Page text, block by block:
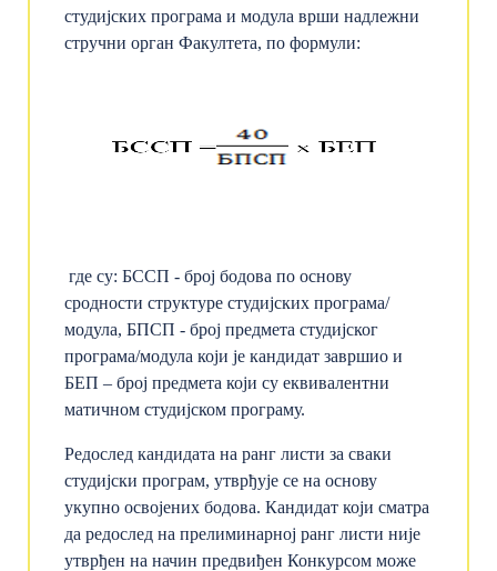
студијских програма и модула врши надлежни
стручни орган Факултета, по формули:
где су: БССП - број бодова по основу
сродности структуре студијских програма/
модула, БПСП - број предмета студијског
програма/модула који је кандидат завршио и
БЕП – број предмета који су еквивалентни
матичном студијском програму.
Редослед кандидата на ранг листи за сваки
студијски програм, утврђује се на основу
укупно освојених бодова. Кандидат који сматра
да редослед на прелиминарној ранг листи није
утврђен на начин предвиђен Конкурсом може